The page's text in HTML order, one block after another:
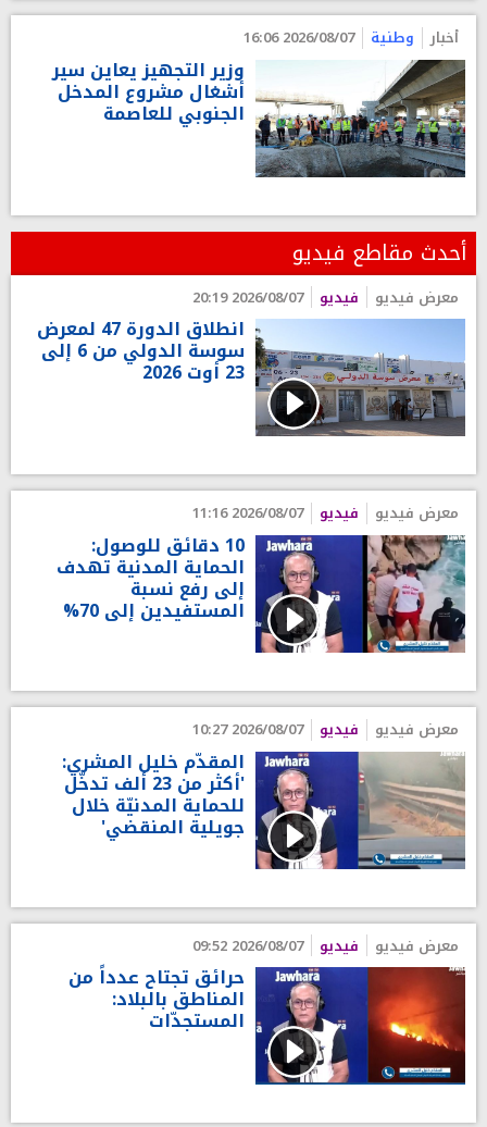
أخبار وطنية 2026/08/07 16:06
وزير التجهيز يعاين سير
أشغال مشروع المدخل
الجنوبي للعاصمة
أحدث مقاطع فيديو
معرض فيديو فيديو 2026/08/07 20:19
انطلاق الدورة 47 لمعرض
سوسة الدولي من 6 إلى
23 أوت 2026
معرض فيديو فيديو 2026/08/07 11:16
10 دقائق للوصول:
الحماية المدنية تهدف
إلى رفع نسبة
المستفيدين إلى 70%
معرض فيديو فيديو 2026/08/07 10:27
المقدّم خليل المشري:
'أكثر من 23 ألف تدخّل
للحماية المدنيّة خلال
جويلية المنقضي'
معرض فيديو فيديو 2026/08/07 09:52
حرائق تجتاح عدداً من
المناطق بالبلاد:
المستجدّات